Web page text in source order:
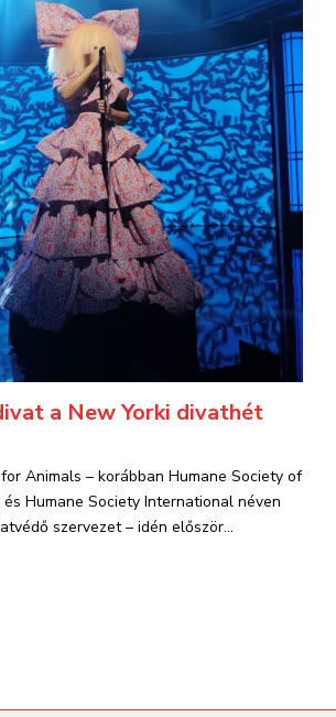
a New Yorki divathét
Animals – korábban Humane Society of
Humane Society International néven
szervezet – idén először...